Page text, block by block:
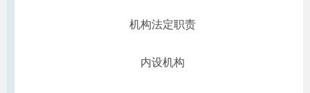
机构法定职责
内设机构